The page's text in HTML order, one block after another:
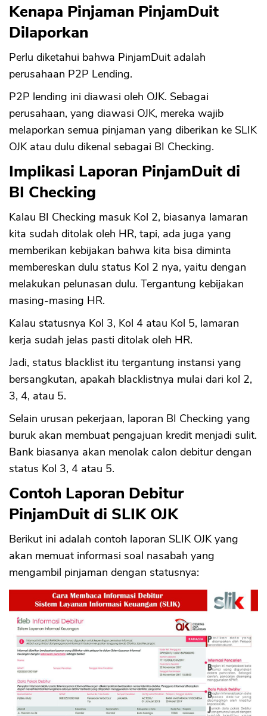
Kenapa Pinjaman PinjamDuit
Dilaporkan
Perlu diketahui bahwa PinjamDuit adalah
perusahaan P2P Lending.
P2P lending ini diawasi oleh OJK. Sebagai
perusahaan, yang diawasi OJK, mereka wajib
melaporkan semua pinjaman yang diberikan ke SLIK
OJK atau dulu dikenal sebagai BI Checking.
Implikasi Laporan PinjamDuit di
BI Checking
Kalau BI Checking masuk Kol 2, biasanya lamaran
kita sudah ditolak oleh HR, tapi, ada juga yang
memberikan kebijakan bahwa kita bisa diminta
membereskan dulu status Kol 2 nya, yaitu dengan
melakukan pelunasan dulu. Tergantung kebijakan
masing-masing HR.
Kalau statusnya Kol 3, Kol 4 atau Kol 5, lamaran
kerja sudah jelas pasti ditolak oleh HR.
Jadi, status blacklist itu tergantung instansi yang
bersangkutan, apakah blacklistnya mulai dari kol 2,
3, 4, atau 5.
Selain urusan pekerjaan, laporan BI Checking yang
buruk akan membuat pengajuan kredit menjadi sulit.
Bank biasanya akan menolak calon debitur dengan
status Kol 3, 4 atau 5.
Contoh Laporan Debitur
PinjamDuit di SLIK OJK
Berikut ini adalah contoh laporan SLIK OJK yang
akan memuat informasi soal nasabah yang
mengambil pinjaman dengan statusnya: